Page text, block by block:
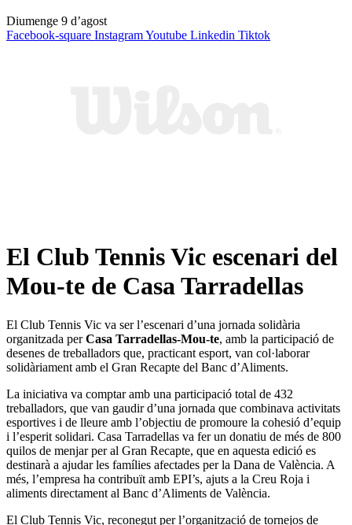
Diumenge 9 d’agost
Facebook-square InstagramYoutube Linkedin Tiktok
El Club Tennis Vic escenari del
Mou-te de Casa Tarradellas
El Club Tennis Vic va ser l’escenari d’una jornada solidària
organitzada perCasa Tarradellas-Mou-te, amb la participació de
desenes de treballadors que, practicant esport, van col·laborar
solidàriament amb el Gran Recapte del Banc d’Aliments.
La iniciativa va comptar amb una participació total de 432
treballadors, que van gaudir d’una jornada que combinava activitats
esportives i de lleure amb l’objectiu de promoure la cohesió d’equip
i l’esperit solidari. Casa Tarradellas va fer un donatiu de més de 800
quilos de menjar per al Gran Recapte, que en aquesta edició es
destinarà a ajudar les famílies afectades per la Dana de València. A
més, l’empresa ha contribuït amb EPI’s, ajuts a la Creu Roja i
aliments directament al Banc d’Aliments de València.
El Club Tennis Vic, reconegut per l’organització de tornejos de